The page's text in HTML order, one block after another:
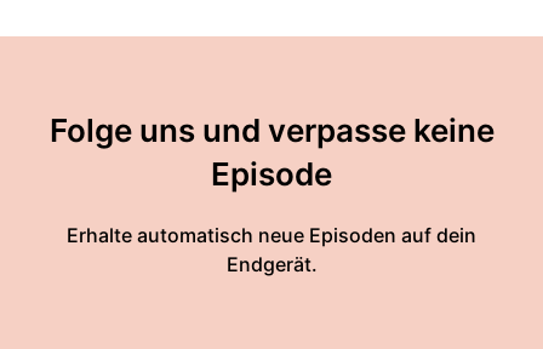
Folge uns und verpasse keine
Episode
Erhalte automatisch neue Episoden auf dein
Endgerät.